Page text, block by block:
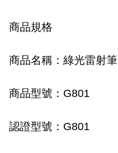
商品規格
商品名稱：綠光雷射筆
商品型號：G801
認證型號：G801